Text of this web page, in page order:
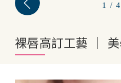
1 / 4
裸唇高訂工藝 ｜